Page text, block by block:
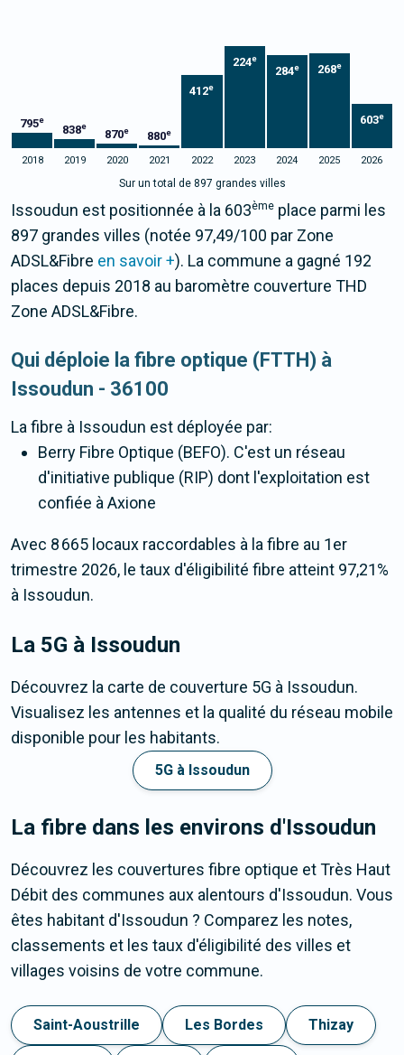
795e
838e
870e 880e
412e
224e
284e 268e
603e
2018 2019 2020 2021 2022 2023 2024 2025 2026
Sur un total de 897 grandes villes
Issoudun est positionnée à la 603ème place parmi les
897 grandes villes (notée 97,49/100 par Zone
ADSL&Fibre en savoir +). La commune a gagné 192
places depuis 2018 au baromètre couverture THD
Zone ADSL&Fibre.
Qui déploie la fibre optique (FTTH) à
Issoudun - 36100
La fibre à Issoudun est déployée par:
Berry Fibre Optique (BEFO). C'est un réseau
d'initiative publique (RIP) dont l'exploitation est
confiée à Axione
Avec 8 665 locaux raccordables à la fibre au 1er
trimestre 2026, le taux d'éligibilité fibre atteint 97,21%
à Issoudun.
La 5G à Issoudun
Découvrez la carte de couverture 5G à Issoudun.
Visualisez les antennes et la qualité du réseau mobile
disponible pour les habitants.
5G à Issoudun
La fibre dans les environs d'Issoudun
Découvrez les couvertures fibre optique et Très Haut
Débit des communes aux alentours d'Issoudun. Vous
êtes habitant d'Issoudun ? Comparez les notes,
classements et les taux d'éligibilité des villes et
villages voisins de votre commune.
Saint-Aoustrille Les Bordes Thizay